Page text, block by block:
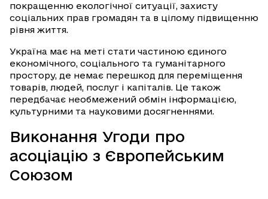
покращенню екологічної ситуації, захисту
соціальних прав громадян та в цілому підвищенню
рівня життя.
Україна має на меті стати частиною єдиного
економічного, соціального та гуманітарного
простору, де немає перешкод для переміщення
товарів, людей, послуг і капіталів. Це також
передбачає необмежений обмін інформацією,
культурними та науковими досягненнями.
Виконання Угоди про
асоціацію з Європейським
Союзом